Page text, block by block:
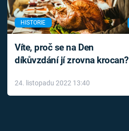
HISTORIE
Víte, proč se na Den
díkůvzdání jí zrovna krocan?
24. listopadu 2022 13:40